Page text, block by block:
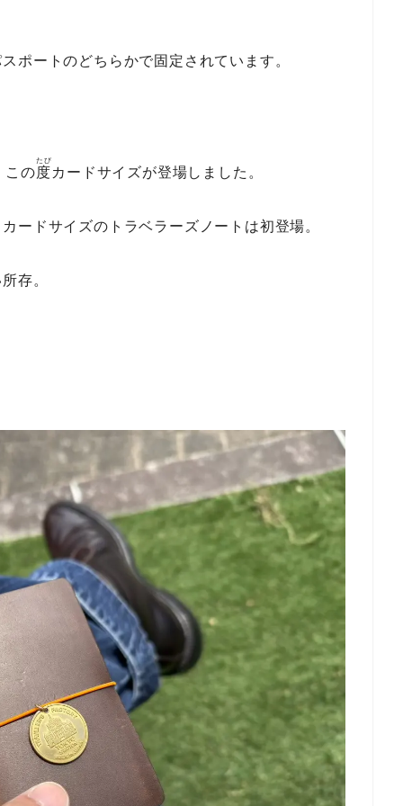
ポートのどちらかで固定されています。
この度
たび
カードサイズが登場しました。
ードサイズのトラベラーズノートは初登場。
存。